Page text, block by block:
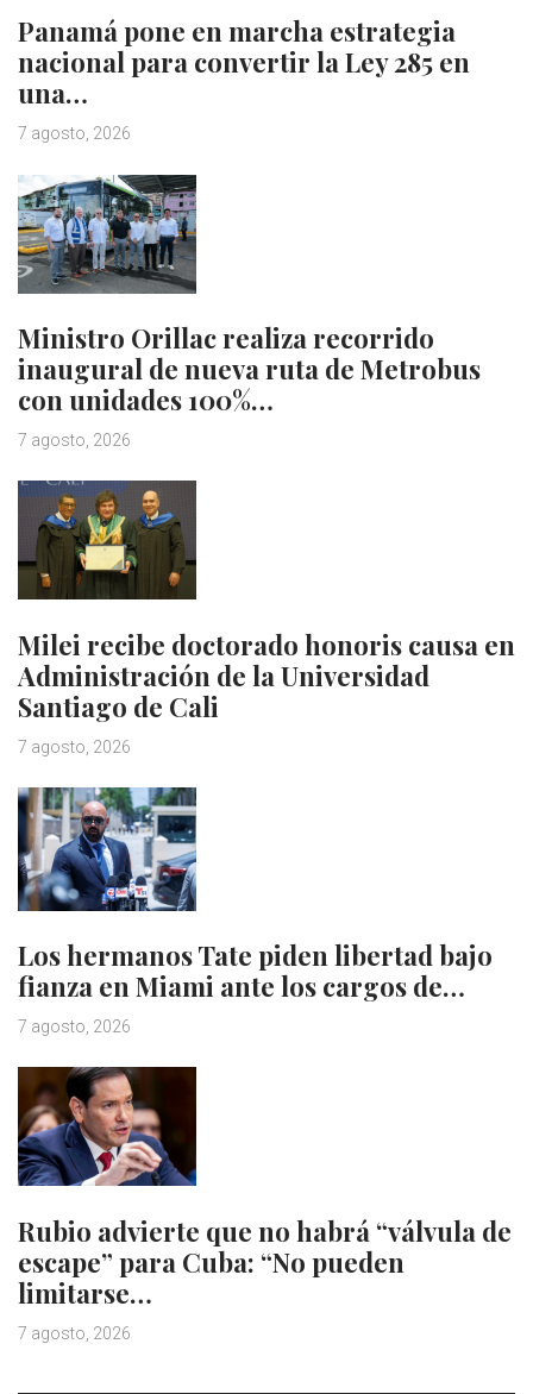
Panamá pone en marcha estrategia
nacional para convertir la Ley 285 en
una…
7 agosto, 2026
Ministro Orillac realiza recorrido
inaugural de nueva ruta de Metrobus
con unidades 100%…
7 agosto, 2026
Milei recibe doctorado honoris causa en
Administración de la Universidad
Santiago de Cali
7 agosto, 2026
Los hermanos Tate piden libertad bajo
fianza en Miami ante los cargos de…
7 agosto, 2026
Rubio advierte que no habrá “válvula de
escape” para Cuba: “No pueden
limitarse…
7 agosto, 2026